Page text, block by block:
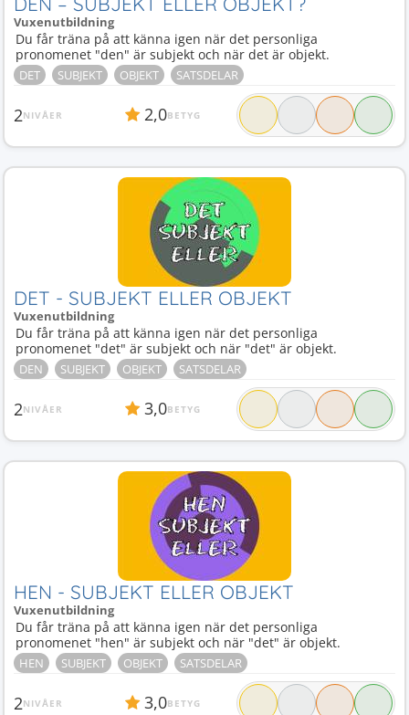
Vuxenutbildning
Du får träna på att känna igen när det personliga
pronomenet "den" är subjekt och när det är objekt.
DET SUBJEKT OBJEKT SATSDELAR
2NIVÅER 2,0BETYG
DET - SUBJEKT ELLER OBJEKT
Vuxenutbildning
Du får träna på att känna igen när det personliga
pronomenet "det" är subjekt och när "det" är objekt.
DEN SUBJEKT OBJEKT SATSDELAR
2NIVÅER 3,0BETYG
HEN - SUBJEKT ELLER OBJEKT
Vuxenutbildning
Du får träna på att känna igen när det personliga
pronomenet "hen" är subjekt och när "det" är objekt.
HEN SUBJEKT OBJEKT SATSDELAR
2NIVÅER 3,0BETYG